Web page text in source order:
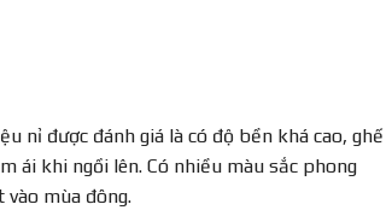
nỉ được đánh giá là có độ bền khá cao, ghế
ái khi ngồi lên. Có nhiều màu sắc phong
vào mùa đông.